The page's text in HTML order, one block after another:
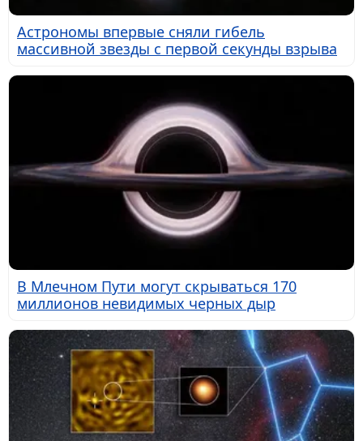
Астрономы впервые сняли гибель
массивной звезды с первой секунды взрыва
В Млечном Пути могут скрываться 170
миллионов невидимых черных дыр